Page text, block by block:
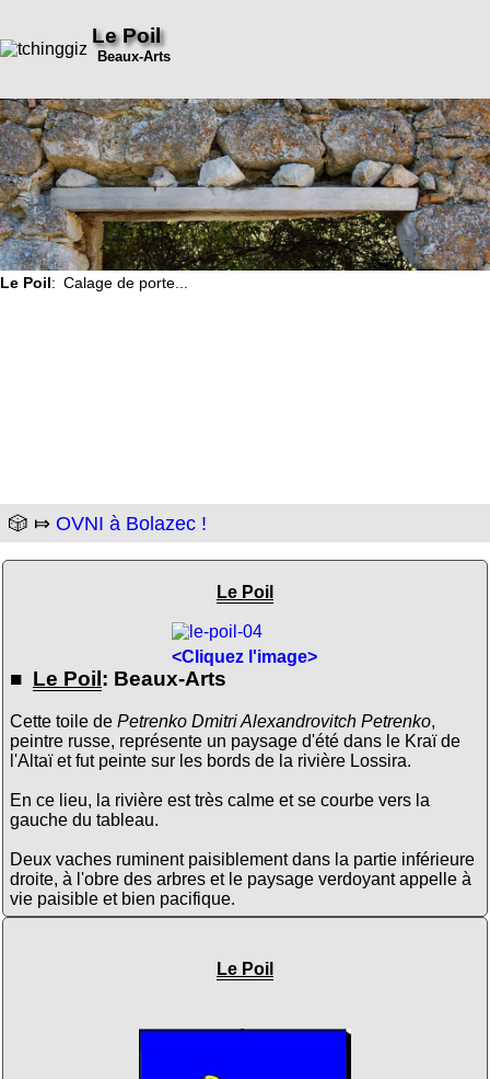
Le Poil
Beaux-Arts
Le Poil: Calage de porte...
🎲 ⤇ OVNI à Bolazec !
Le Poil
<Cliquez l'image>
■ Le Poil : Beaux-Arts
Cette toile de Petrenko Dmitri Alexandrovitch Petrenko,
peintre russe, représente un paysage d'été dans le Kraï de
l'Altaï et fut peinte sur les bords de la rivière Lossira.
En ce lieu, la rivière est très calme et se courbe vers la
gauche du tableau.
Deux vaches ruminent paisiblement dans la partie inférieure
droite, à l'obre des arbres et le paysage verdoyant appelle à
vie paisible et bien pacifique.
Le Poil